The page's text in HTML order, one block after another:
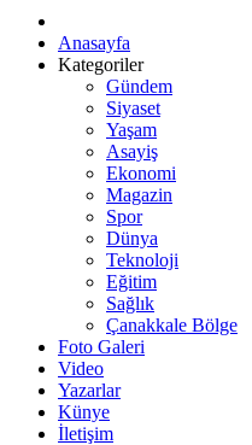
Anasayfa
Kategoriler
Gündem
Siyaset
Yaşam
Asayiş
Ekonomi
Magazin
Spor
Dünya
Teknoloji
Eğitim
Sağlık
Çanakkale Bölge
Foto Galeri
Video
Yazarlar
Künye
İletişim